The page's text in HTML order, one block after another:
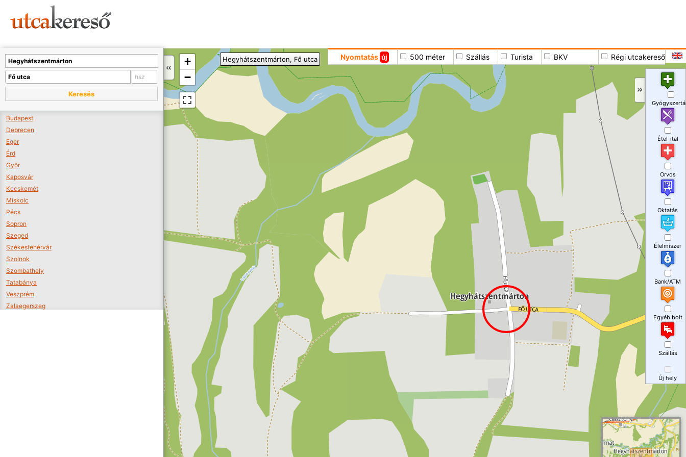
+
−
Nyomtatás új 500 méter Szállás Turista BKV Régi utcakereső
Hegyhátszentmárton, Fő utca
Keresés
Budapest
Debrecen
Eger
Érd
Győr
Kaposvár
Kecskemét
Miskolc
Pécs
Sopron
Szeged
Székesfehérvár
Szolnok
Szombathely
Tatabánya
Veszprém
Zalaegerszeg
Étel-ital
Orvos
Oktatás
Élelmiszer
Bank/ATM
Egyéb bolt
Szállás
Új hely
A térképet kicsinyíteni kell, hogy látszódjanak a boltok.
Boltok látszódjanak >>